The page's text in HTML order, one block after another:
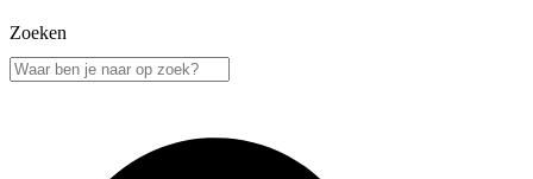
Zoeken